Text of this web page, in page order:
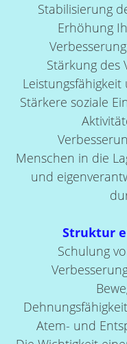
Stabilisierung
Erhöhung
Stärkung des
Stärkere soziale
Menschen in die
und
Struktur
Schulung
Atem- und